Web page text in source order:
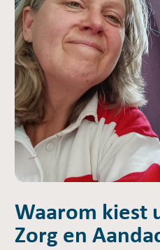
Waarom kiest
Zorg en